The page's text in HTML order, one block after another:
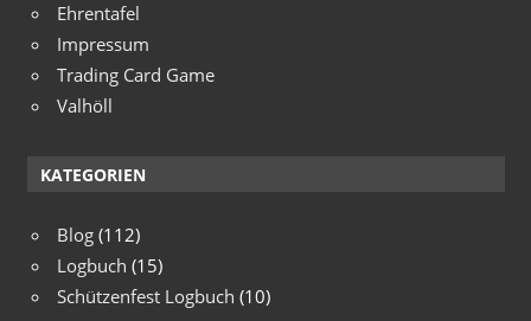
Ehrentafel
Impressum
Trading Card Game
Valhöll
KATEGORIEN
Blog (112)
Logbuch (15)
Schützenfest Logbuch (10)